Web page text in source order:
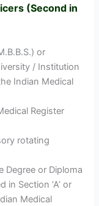
(Second in
or
/ Institution
Indian Medical
Register
rotating
Degree or Diploma
in Section ‘A’ or
Medical